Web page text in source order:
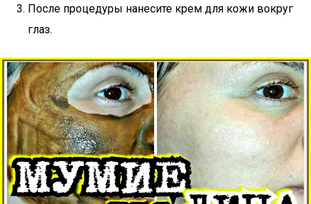
После процедуры нанесите крем для кожи вокруг
глаз.